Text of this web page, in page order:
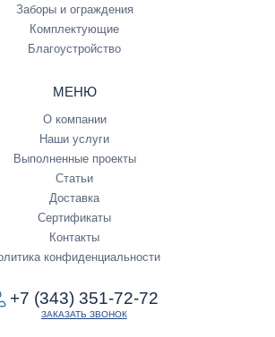
Заборы и ограждения
Комплектующие
Благоустройство
МЕНЮ
О компании
Наши услуги
Выполненные проекты
Статьи
Доставка
Сертификаты
Контакты
конфиденциальности
+7 (343) 351-72-72
ЗАКАЗАТЬ ЗВОНОК